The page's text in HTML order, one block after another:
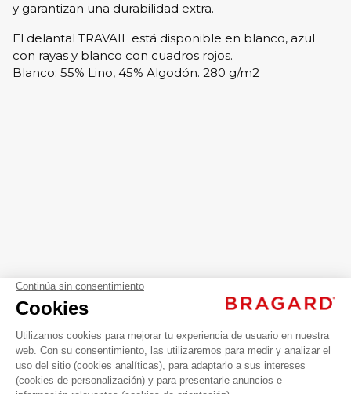
TRAVAIL - 55% lino, 45% algodón
Delantales 45,99 €
BLANCO
close
y garantizan una durabilidad extra.
El delantal TRAVAIL está disponible en blanco, azul
con rayas y blanco con cuadros rojos.
Blanco: 55% Lino, 45% Algodón. 280 g/m2